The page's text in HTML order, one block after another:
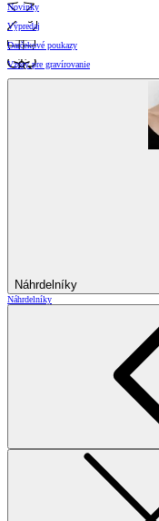
Novinky
Výpredaj
Darčekové poukazy
Vzory pre gravírovanie
Náhrdelníky
Náhrdelníky